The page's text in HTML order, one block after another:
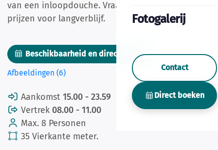
Fotogalerij
Contact
Direct boeken
van een inloopdouche. Vraag naar onze speciale
prijzen voor langverblijf.
Beschikbaarheid en direct boeken
Afbeeldingen (6)
Aankomst 15.00 - 23.59
Vertrek 08.00 - 11.00
Max. 8 Personen
35 Vierkante meter.